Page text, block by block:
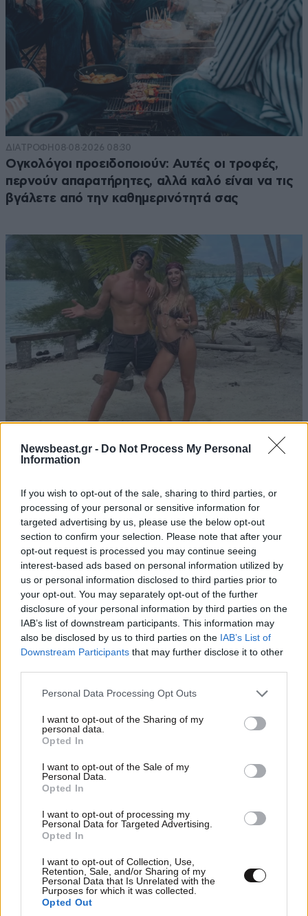
Newsbeast.gr - Do Not Process My Personal
Information
If you wish to opt-out of the sale, sharing to third parties, or
processing of your personal or sensitive information for
targeted advertising by us, please use the below opt-out
section to confirm your selection. Please note that after your
opt-out request is processed you may continue seeing
interest-based ads based on personal information utilized by
us or personal information disclosed to third parties prior to
your opt-out. You may separately opt-out of the further
disclosure of your personal information by third parties on the
IAB’s list of downstream participants. This information may
also be disclosed by us to third parties on the IAB’s List of
Downstream Participants that may further disclose it to other
Please note that this website/app uses one or more Google
not limited to your visit or usage behaviour. You may click to
grant or deny consent to Google and its third-party tags to
use your data for below specified purposes in below Google
consent section.
Personal Data Processing Opt Outs
I want to opt-out of the Sharing of my
personal data.
Opted In
I want to opt-out of the Sale of my
Personal Data.
Opted In
I want to opt-out of processing my
Personal Data for Targeted Advertising.
Opted In
I want to opt-out of Collection, Use,
Retention, Sale, and/or Sharing of my
Personal Data that Is Unrelated with the
Purposes for which it was collected.
Opted Out
ΔΙΑΤΡΟΦΗ 08·08·2026 08:30
Ογκολόγοι προειδοποιούν: Αυτές οι τροφές,
περνούν απαρατήρητες, αλλά καλό είναι να τις
βγάλετε από την καθημερινότητά σας
Αθηνά Οικονομάκου – Μπρούνο Τσερέλα: Ο
Moorea στα ονειρικά Μπόρα Μπόρα
Ποιοι φορολογούμενοι θα λάβουν email ή
τηλεφώνημα από την ΑΑΔΕ για φορολογικές
εκκρεμότητες